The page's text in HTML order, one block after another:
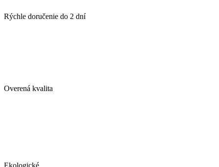
Rýchle doručenie do 2 dní
Overená kvalita
Ekologické